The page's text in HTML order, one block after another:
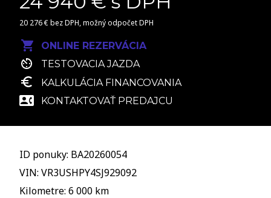
20 276 € bez DPH, možný odpočet DPH
ONLINE REZERVÁCIA
TESTOVACIA JAZDA
KALKULÁCIA FINANCOVANIA
KONTAKTOVAŤ PREDAJCU
ID ponuky: BA20260054
VIN: VR3USHPY4SJ929092
Kilometre: 6 000 km